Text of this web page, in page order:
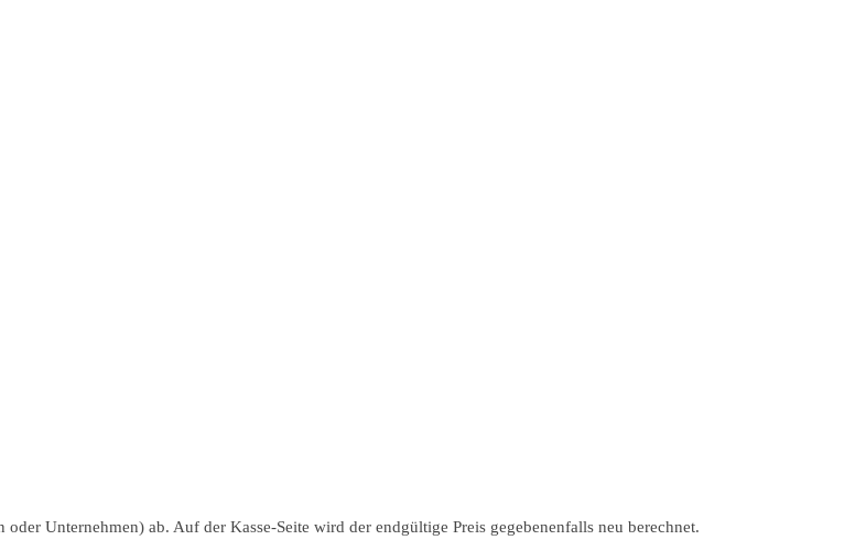
Unternehmen) ab. Auf der Kasse-Seite wird der endgültige Preis gegebenenfalls neu berechnet.